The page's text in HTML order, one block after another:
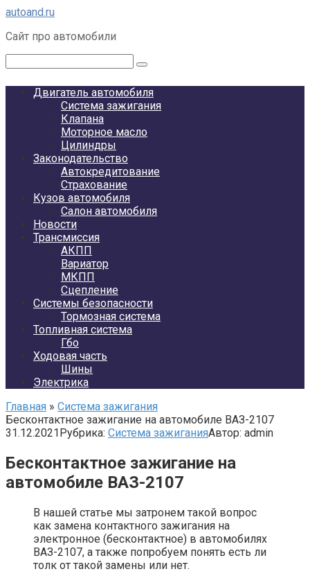
Перейти
контенту
autoand.ru
Сайт про автомобили
Двигатель автомобиля
Система зажигания
Клапана
Моторное масло
Цилиндры
Законодательство
Автокредитование
Страхование
Кузов автомобиля
Салон автомобиля
Новости
Трансмиссия
АКПП
Вариатор
МКПП
Сцепление
Системы безопасности
Тормозная система
Топливная система
Гбо
Ходовая часть
Шины
Электрика
Главная » Система зажигания
Бесконтактное зажигание на автомобиле ВАЗ-2107
31.12.2021Рубрика: Система зажиганияАвтор: admin
Бесконтактное зажигание на
автомобиле ВАЗ-2107
В нашей статье мы затронем такой вопрос
как замена контактного зажигания на
электронное (бесконтактное) в автомобилях
ВАЗ-2107, а также попробуем понять есть ли
толк от такой замены или нет.